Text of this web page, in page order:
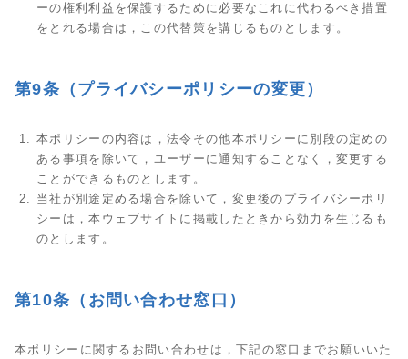
ーの権利利益を保護するために必要なこれに代わるべき措置
をとれる場合は，この代替策を講じるものとします。
第9条（プライバシーポリシーの変更）
本ポリシーの内容は，法令その他本ポリシーに別段の定めの
ある事項を除いて，ユーザーに通知することなく，変更する
ことができるものとします。
当社が別途定める場合を除いて，変更後のプライバシーポリ
シーは，本ウェブサイトに掲載したときから効力を生じるも
のとします。
第10条（お問い合わせ窓口）
本ポリシーに関するお問い合わせは，下記の窓口までお願いいた